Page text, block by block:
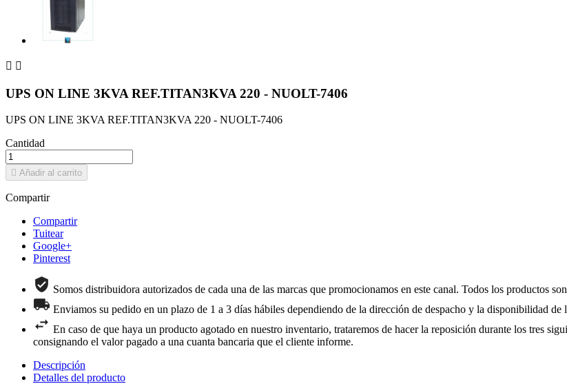
 
UPS ON LINE 3KVA REF.TITAN3KVA 220 - NUOLT-7406
UPS ON LINE 3KVA REF.TITAN3KVA 220 - NUOLT-7406
Cantidad
 Añadir al carrito
Compartir
Compartir
Tuitear
Google+
Pinterest
Somos distribuidora autorizados de cada una de las marcas que promocionamos en este canal. Todos los productos
Enviamos su pedido en un plazo de 1 a 3 días hábiles dependiendo de la dirección de despacho y la disponibilidad
En caso de que haya un producto agotado en nuestro inventario, trataremos de hacer la reposición durante los tres
consignando el valor pagado a una cuanta bancaria que el cliente informe.
Descripción
Detalles del producto